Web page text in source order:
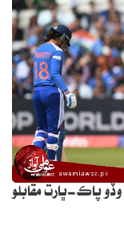
پاڪ-ڀارت مقابلو